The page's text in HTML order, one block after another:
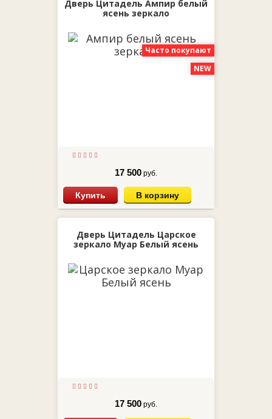
Дверь Цитадель Ампир белый
ясень зеркало
Часто покупают
NEW
17 500 руб.
Купить В корзину
Дверь Цитадель Царское
зеркало Муар Белый ясень
17 500 руб.